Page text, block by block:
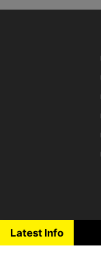
Latest Info